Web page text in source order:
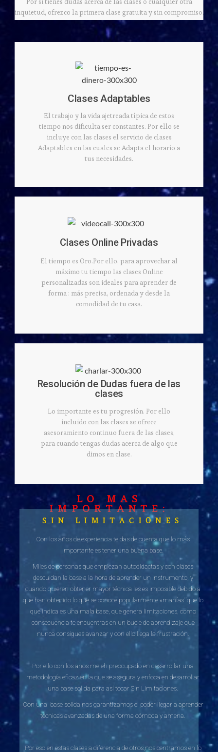
inquietud, ofrezco la primera clase gratuita y sin compromiso.
Clases Adaptables
El trabajo y la vida ajetreada típica de estos
tiempo nos dificulta ser constantes. Por ello se
incluye con las clases el servicio de clases
Adaptables en las cuales se Adapta el horario a
tus necesidades.
Clases Online Privadas
El tiempo es Oro.Por ello, para aprovechar al
máximo tu tiempo las clases Online
personalizadas son ideales para aprender de
forma : más precisa, ordenada y desde la
comodidad de tu casa.
Resolución de Dudas fuera de las
clases
Lo importante es tu progresión. Por ello
incluido con las clases se ofrece
asesoramiento continuo fuera de las clases,
para cuando tengas dudas acerca de algo que
dimos en clase.
LO MAS
IMPORTANTE:
SIN LIMITACIONES
Con los años de experiencia te das de cuenta que lo más
importante es tener una buena base.
Miles de personas que empiezan autodidactas y con clases
descuidan la base a la hora de aprender un instrumento, y
cuando quieren obtener mayor técnica les es imposible debido a
que han obtenido lo que se conoce popularmente «manías´´que lo
que indica es una mala base, que genera limitaciones, como
consecuencia te encuentras en un bucle de aprendizaje que
nunca consigues avanzar y con ello llega la frustración.
Por ello con los años me eh preocupado en desarrollar una
metodología eficaz en la que se asegura y enfoca en desarrollar
una base solida para así tocar Sin Limitaciones.
Con una base solida nos garantizamos el poder llegar a aprender
técnicas avanzadas de una forma cómoda y amena.
Por eso en estas clases a diferencia de otros,nos centramos en lo